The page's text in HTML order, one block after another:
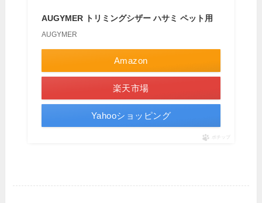
AUGYMER トリミングシザー ハサミ ペット用
AUGYMER
Amazon
楽天市場
Yahooショッピング
ポチップ